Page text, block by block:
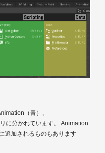
（青）、
に分かれています。 Animation
追加されるものもあります